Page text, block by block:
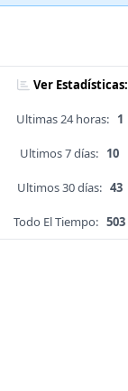
Ver Estadísticas:
Ultimas 24 horas: 1
Ultimos 7 días: 10
Ultimos 30 días: 43
Todo El Tiempo: 503